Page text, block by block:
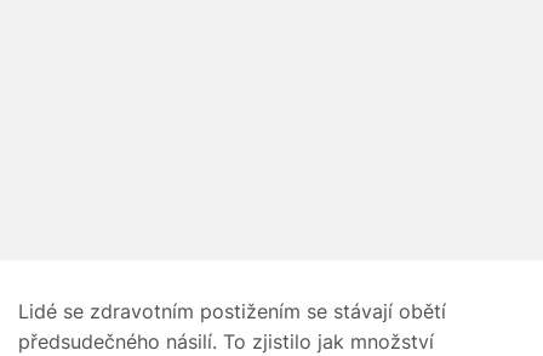
Lidé se zdravotním postižením se stávají obětí
předsudečného násilí. To zjistilo jak množství